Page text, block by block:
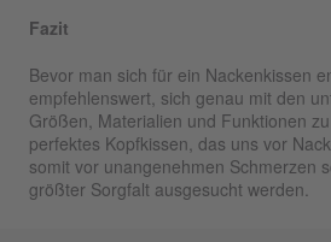
Fazit
Bevor man sich für ein Nackenkissen
empfehlenswert, sich genau mit den
Größen, Materialien und Funktionen
perfektes Kopfkissen, das uns vor
somit vor unangenehmen Schmerzen
größter Sorgfalt ausgesucht werden.